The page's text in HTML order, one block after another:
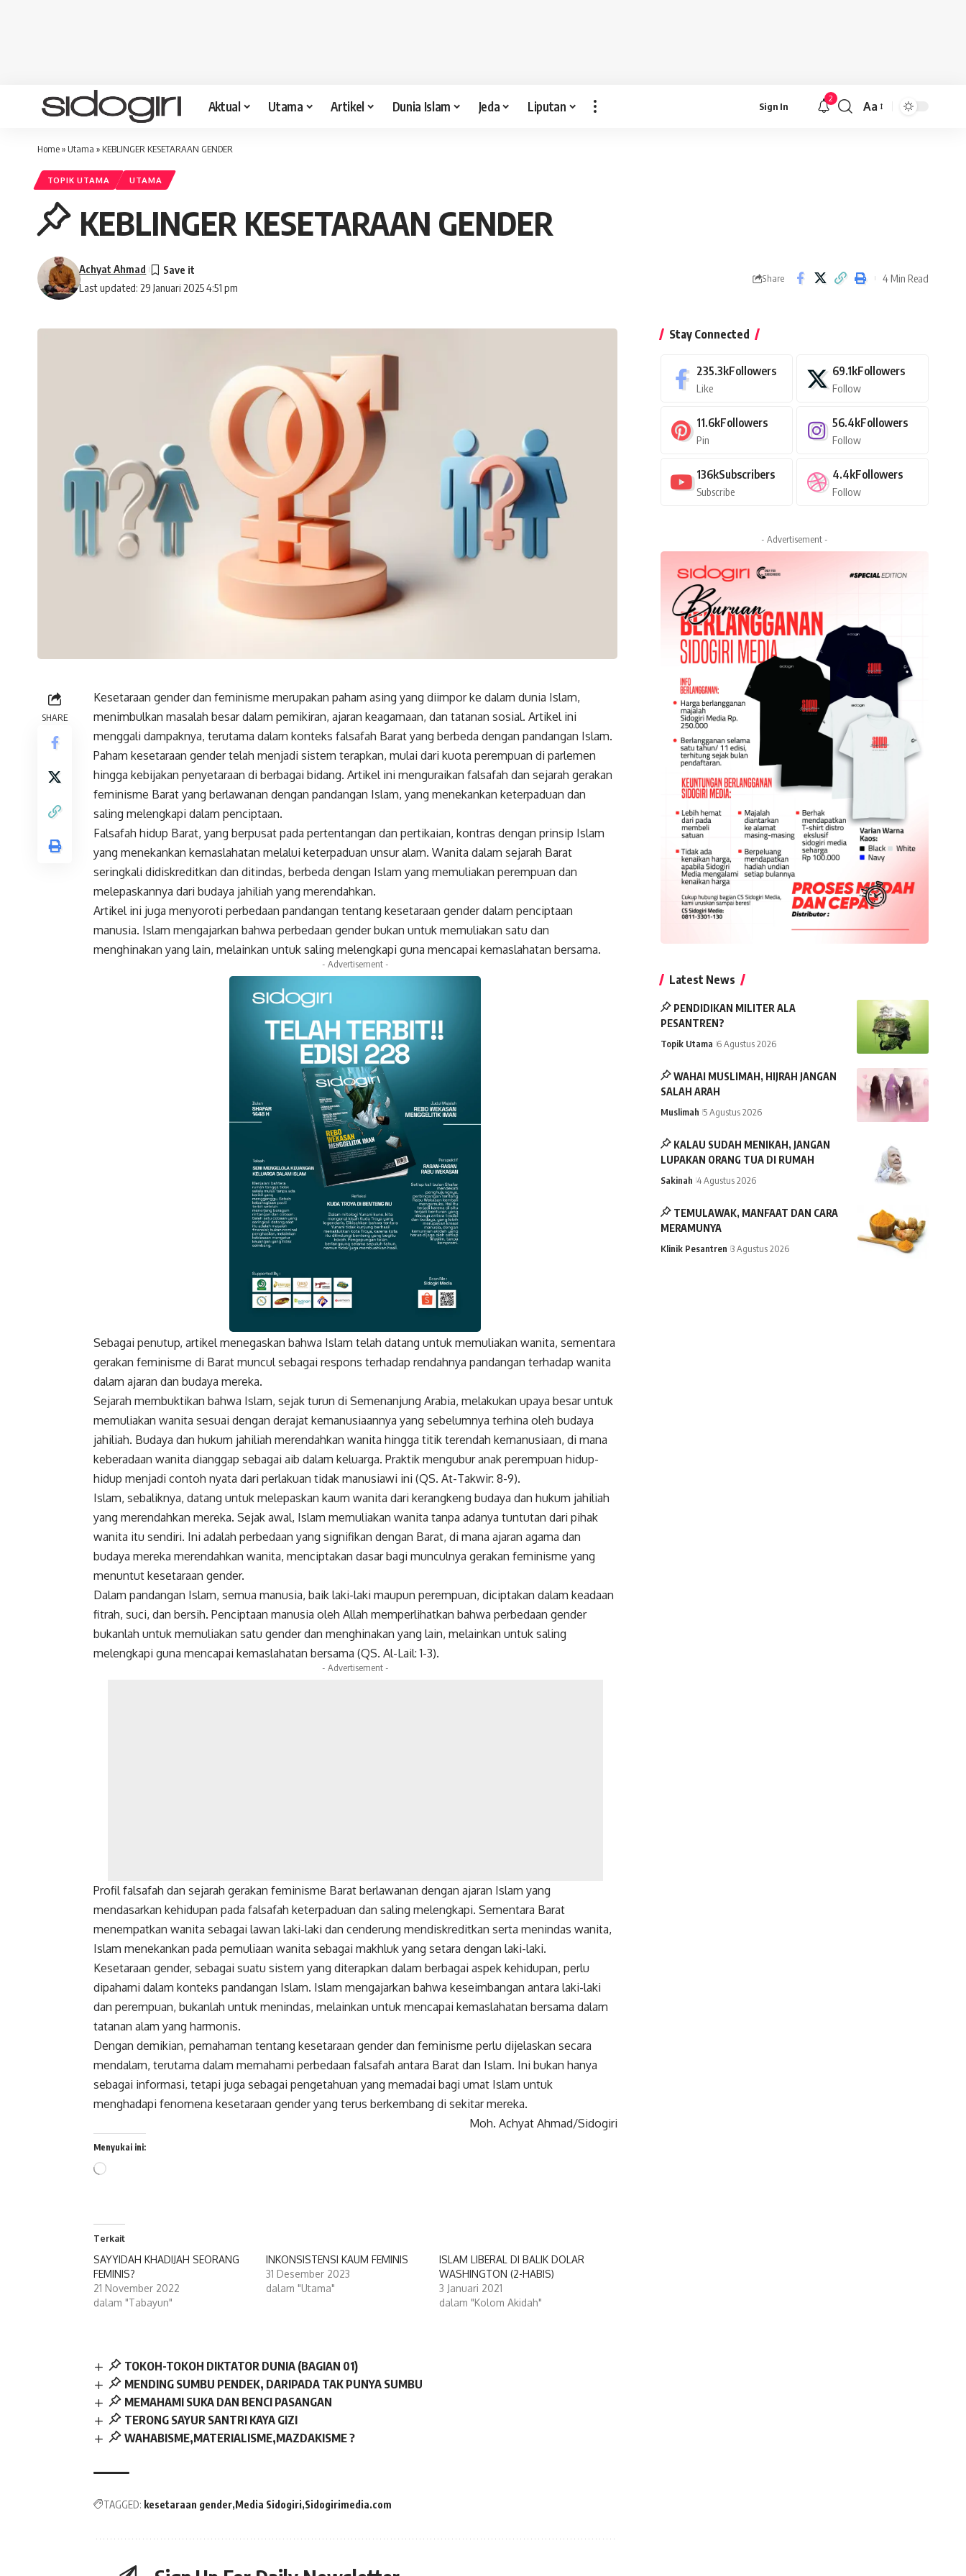
Aktual Utama Artikel Dunia Islam Jeda Liputan Sign In
2
Font
Aa
Home» Utama » KEBLINGER KESETARAAN GENDER
TOPIK UTAMA UTAMA
KEBLINGER KESETARAAN GENDER
Last updated: 29 Januari 2025 4:51 pm
Achyat Ahmad
Share 4 Min Read
SHARE
Kesetaraan gender dan feminisme merupakan paham asing yang diimpor ke dalam dunia Islam,
menimbulkan masalah besar dalam pemikiran, ajaran keagamaan, dan tatanan sosial. Artikel ini
menggali dampaknya, terutama dalam konteks falsafah Barat yang berbeda dengan pandangan Islam.
Paham kesetaraan gender telah menjadi sistem terapkan, mulai dari kuota perempuan di parlemen
hingga kebijakan penyetaraan di berbagai bidang. Artikel ini menguraikan falsafah dan sejarah gerakan
feminisme Barat yang berlawanan dengan pandangan Islam, yang menekankan keterpaduan dan
saling melengkapi dalam penciptaan.
Falsafah hidup Barat, yang berpusat pada pertentangan dan pertikaian, kontras dengan prinsip Islam
yang menekankan kemaslahatan melalui keterpaduan unsur alam. Wanita dalam sejarah Barat
seringkali didiskreditkan dan ditindas, berbeda dengan Islam yang memuliakan perempuan dan
melepaskannya dari budaya jahiliah yang merendahkan.
Artikel ini juga menyoroti perbedaan pandangan tentang kesetaraan gender dalam penciptaan
manusia. Islam mengajarkan bahwa perbedaan gender bukan untuk memuliakan satu dan
menghinakan yang lain, melainkan untuk saling melengkapi guna mencapai kemaslahatan bersama.
- Advertisement -
Facebook
Gmail
Facebook Twitter Gmail
Sebagai penutup, artikel menegaskan bahwa Islam telah datang untuk memuliakan wanita, sementara
gerakan feminisme di Barat muncul sebagai respons terhadap rendahnya pandangan terhadap wanita
dalam ajaran dan budaya mereka.
Sejarah membuktikan bahwa Islam, sejak turun di Semenanjung Arabia, melakukan upaya besar untuk
memuliakan wanita sesuai dengan derajat kemanusiaannya yang sebelumnya terhina oleh budaya
jahiliah. Budaya dan hukum jahiliah merendahkan wanita hingga titik terendah kemanusiaan, di mana
keberadaan wanita dianggap sebagai aib dalam keluarga. Praktik mengubur anak perempuan hidup-
hidup menjadi contoh nyata dari perlakuan tidak manusiawi ini (QS. At-Takwir: 8-9).
Islam, sebaliknya, datang untuk melepaskan kaum wanita dari kerangkeng budaya dan hukum jahiliah
yang merendahkan mereka. Sejak awal, Islam memuliakan wanita tanpa adanya tuntutan dari pihak
wanita itu sendiri. Ini adalah perbedaan yang signifikan dengan Barat, di mana ajaran agama dan
budaya mereka merendahkan wanita, menciptakan dasar bagi munculnya gerakan feminisme yang
menuntut kesetaraan gender.
Dalam pandangan Islam, semua manusia, baik laki-laki maupun perempuan, diciptakan dalam keadaan
fitrah, suci, dan bersih. Penciptaan manusia oleh Allah memperlihatkan bahwa perbedaan gender
bukanlah untuk memuliakan satu gender dan menghinakan yang lain, melainkan untuk saling
melengkapi guna mencapai kemaslahatan bersama (QS. Al-Lail: 1-3).
- Advertisement -
Profil falsafah dan sejarah gerakan feminisme Barat berlawanan dengan ajaran Islam yang
mendasarkan kehidupan pada falsafah keterpaduan dan saling melengkapi. Sementara Barat
menempatkan wanita sebagai lawan laki-laki dan cenderung mendiskreditkan serta menindas wanita,
Islam menekankan pada pemuliaan wanita sebagai makhluk yang setara dengan laki-laki.
Kesetaraan gender, sebagai suatu sistem yang diterapkan dalam berbagai aspek kehidupan, perlu
dipahami dalam konteks pandangan Islam. Islam mengajarkan bahwa keseimbangan antara laki-laki
dan perempuan, bukanlah untuk menindas, melainkan untuk mencapai kemaslahatan bersama dalam
tatanan alam yang harmonis.
Dengan demikian, pemahaman tentang kesetaraan gender dan feminisme perlu dijelaskan secara
mendalam, terutama dalam memahami perbedaan falsafah antara Barat dan Islam. Ini bukan hanya
sebagai informasi, tetapi juga sebagai pengetahuan yang memadai bagi umat Islam untuk
menghadapi fenomena kesetaraan gender yang terus berkembang di sekitar mereka.
Moh. Achyat Ahmad/Sidogiri
Menyukai ini:
Memuat...
Terkait
SAYYIDAH KHADIJAH SEORANG
FEMINIS?
21 November 2022
dalam "Tabayun"
INKONSISTENSI KAUM FEMINIS
31 Desember 2023
dalam "Utama"
ISLAM LIBERAL DI BALIK DOLAR
WASHINGTON (2-HABIS)
3 Januari 2021
dalam "Kolom Akidah"
TOKOH-TOKOH DIKTATOR DUNIA (BAGIAN 01)
MENDING SUMBU PENDEK, DARIPADA TAK PUNYA SUMBU
MEMAHAMI SUKA DAN BENCI PASANGAN
TERONG SAYUR SANTRI KAYA GIZI
WAHABISME,MATERIALISME,MAZDAKISME ?
TAGGED: kesetaraan gender Media Sidogiri Sidogirimedia.com
Stay Connected
235.3kFollowers
Like
69.1kFollowers
Follow
11.6kFollowers
Pin
56.4kFollowers
Follow
136kSubscribers
Subscribe
4.4kFollowers
Follow
- Advertisement -
Latest News
PENDIDIKAN MILITER ALA
PESANTREN?
Topik Utama 6 Agustus 2026
WAHAI MUSLIMAH, HIJRAH JANGAN
SALAH ARAH
Muslimah 5 Agustus 2026
KALAU SUDAH MENIKAH, JANGAN
LUPAKAN ORANG TUA DI RUMAH
Sakinah 4 Agustus 2026
TEMULAWAK, MANFAAT DAN CARA
MERAMUNYA
Klinik Pesantren 3 Agustus 2026